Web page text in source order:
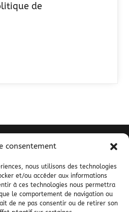
consentement
nous utilisons des technologies
et/ou accéder aux informations
à ces technologies nous permettra
le comportement de navigation ou
de ne pas consentir ou de retirer son
de
Miquelets
Mantet
68 05 57 59
cavale.fr